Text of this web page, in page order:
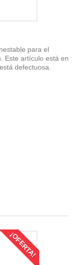
para el
Este artículo está en
defectuosa.
¡OFERTA!